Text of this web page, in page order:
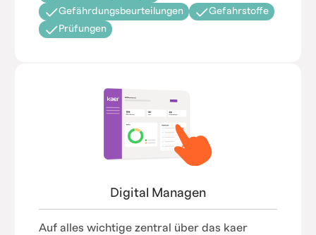
Gefährdungsbeurteilungen
Gefahrstoffe
Prüfungen
Digital Managen
Auf alles wichtige zentral über das kaer